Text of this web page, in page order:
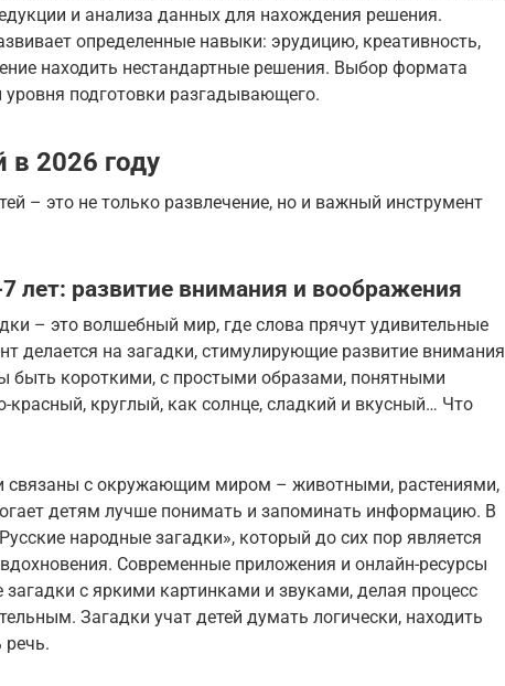
и анализа данных для нахождения решения.
определенные навыки: эрудицию, креативность,
находить нестандартные решения. Выбор формата
уровня подготовки разгадывающего.
в 2026 году
– это не только развлечение, но и важный инструмент
лет: развитие внимания и воображения
– это волшебный мир, где слова прячут удивительные
делается на загадки, стимулирующие развитие внимания
быть короткими, с простыми образами, понятными
круглый, как солнце, сладкий и вкусный… Что
связаны с окружающим миром – животными, растениями,
детям лучше понимать и запоминать информацию. В
народные загадки», который до сих пор является
Современные приложения и онлайн-ресурсы
с яркими картинками и звуками, делая процесс
Загадки учат детей думать логически, находить
речь.